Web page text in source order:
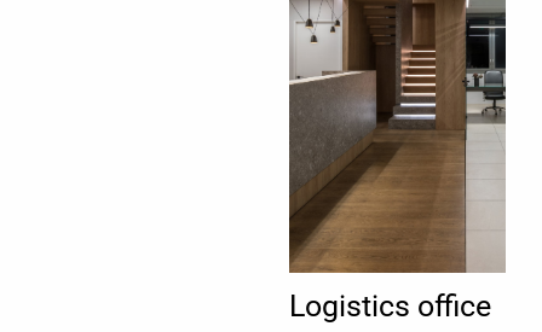
Logistics office